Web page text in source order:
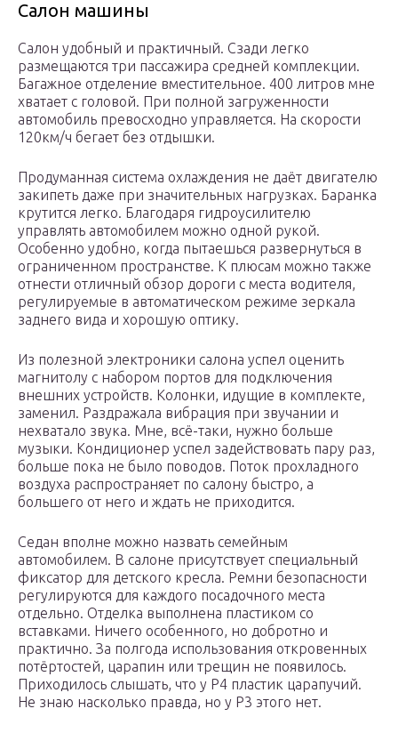
Салон машины
Салон удобный и практичный. Сзади легко
размещаются три пассажира средней комплекции.
Багажное отделение вместительное. 400 литров мне
хватает с головой. При полной загруженности
автомобиль превосходно управляется. На скорости
120км/ч бегает без отдышки.
Продуманная система охлаждения не даёт двигателю
закипеть даже при значительных нагрузках. Баранка
крутится легко. Благодаря гидроусилителю
управлять автомобилем можно одной рукой.
Особенно удобно, когда пытаешься развернуться в
ограниченном пространстве. К плюсам можно также
отнести отличный обзор дороги с места водителя,
регулируемые в автоматическом режиме зеркала
заднего вида и хорошую оптику.
Из полезной электроники салона успел оценить
магнитолу с набором портов для подключения
внешних устройств. Колонки, идущие в комплекте,
заменил. Раздражала вибрация при звучании и
нехватало звука. Мне, всё-таки, нужно больше
музыки. Кондиционер успел задействовать пару раз,
больше пока не было поводов. Поток прохладного
воздуха распространяет по салону быстро, а
большего от него и ждать не приходится.
Седан вполне можно назвать семейным
автомобилем. В салоне присутствует специальный
фиксатор для детского кресла. Ремни безопасности
регулируются для каждого посадочного места
отдельно. Отделка выполнена пластиком со
вставками. Ничего особенного, но добротно и
практично. За полгода использования откровенных
потёртостей, царапин или трещин не появилось.
Приходилось слышать, что у Р4 пластик царапучий.
Не знаю насколько правда, но у Р3 этого нет.